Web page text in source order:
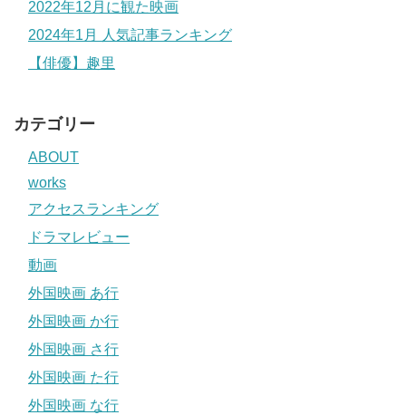
2022年12月に観た映画
2024年1月 人気記事ランキング
【俳優】趣里
カテゴリー
ABOUT
works
アクセスランキング
ドラマレビュー
動画
外国映画 あ行
外国映画 か行
外国映画 さ行
外国映画 た行
外国映画 な行